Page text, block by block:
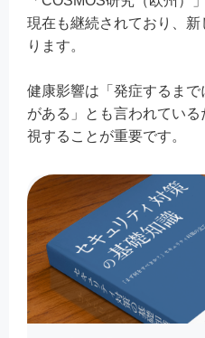
現在も継続されており、
ります。
健康影響は「発症するま
がある」とも言われてい
視することが重要です。